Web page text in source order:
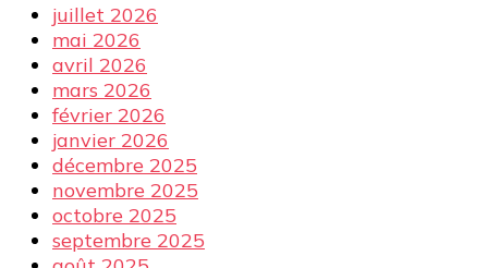
juillet 2026
mai 2026
avril 2026
mars 2026
février 2026
janvier 2026
décembre 2025
novembre 2025
octobre 2025
septembre 2025